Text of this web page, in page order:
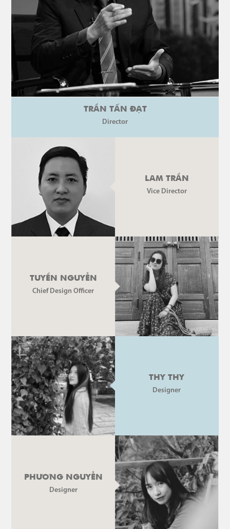
TRẦN TẤN ĐẠT
Director
LAM TRẦN
Vice Director
TUYỀN NGUYỄN
Chief Design Officer
THY THY
Designer
PHƯƠNG NGUYỄN
Designer